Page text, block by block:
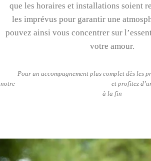
que les horaires et installations soient
les imprévus pour garantir une
pouvez ainsi vous concentrer sur
votre amour.
Pour un accompagnement plus complet dès les
notre
et profitez
à la fin